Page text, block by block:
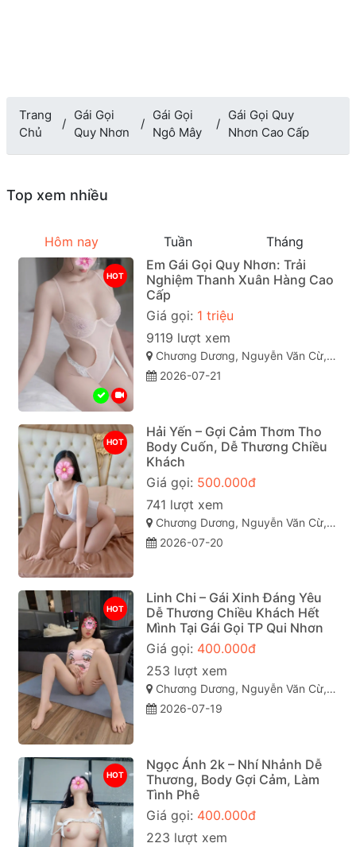
Trang
Chủ
Gái Gọi
Quy Nhơn
Gái Gọi
Ngô Mây
Gái Gọi Quy
Nhơn Cao Cấp
Top xem nhiều
Hôm nay Tuần Tháng
HOT
Em Gái Gọi Quy Nhơn: Trải
Nghiệm Thanh Xuân Hàng Cao
Cấp
Giá gọi: 1 triệu
9119 lượt xem
Chương Dương, Nguyễn Văn Cừ, Quy Nhơn, Bình Định
2026-07-21
HOT
Hải Yến – Gợi Cảm Thơm Tho
Body Cuốn, Dễ Thương Chiều
Khách
Giá gọi: 500.000đ
741 lượt xem
Chương Dương, Nguyễn Văn Cừ, Quy Nhơn, Bình Định
2026-07-20
HOT
Linh Chi – Gái Xinh Đáng Yêu
Dễ Thương Chiều Khách Hết
Mình Tại Gái Gọi TP Qui Nhơn
Giá gọi: 400.000đ
253 lượt xem
Chương Dương, Nguyễn Văn Cừ, TP Quy Nhơn
2026-07-19
HOT
Ngọc Ánh 2k – Nhí Nhảnh Dễ
Thương, Body Gợi Cảm, Làm
Tình Phê
Giá gọi: 400.000đ
223 lượt xem